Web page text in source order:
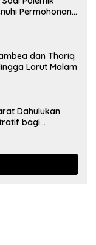
Permohonan
dan Thariq
Larut Malam
Dahulukan
bagi